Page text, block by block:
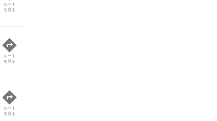
ルート
を見る
ルート
を見る
ルート
を見る